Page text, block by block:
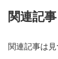
関連記事
関連記事は見